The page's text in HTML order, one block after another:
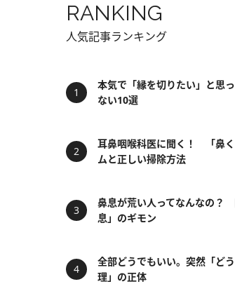
RANKING
人気記事ランキング
本気で「縁を切りたい」と思
ない10選
耳鼻咽喉科医に聞く！ 「鼻
ムと正しい掃除方法
鼻息が荒い人ってなんなの？
息」のギモン
全部どうでもいい。突然「ど
理」の正体